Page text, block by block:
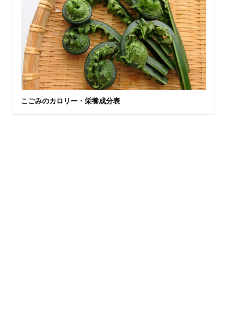
こごみのカロリー・栄養成分表